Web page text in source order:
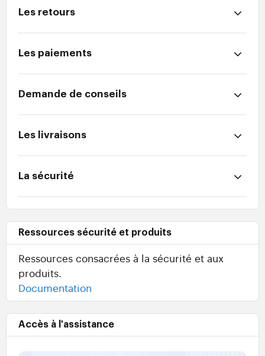
Les retours
Les paiements
Demande de conseils
Les livraisons
La sécurité
Ressources sécurité et produits
Ressources consacrées à la sécurité et aux
produits.
Documentation
Accès à l'assistance